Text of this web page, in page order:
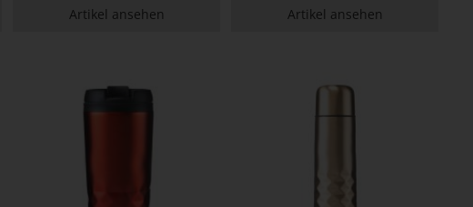
Artikel ansehen Artikel ansehen